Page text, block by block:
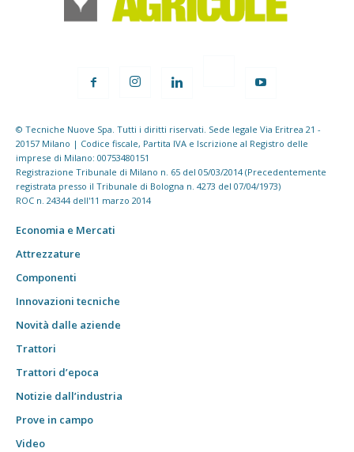
© Tecniche Nuove Spa. Tutti i diritti riservati. Sede legale Via Eritrea 21 -
20157 Milano | Codice fiscale, Partita IVA e Iscrizione al Registro delle
imprese di Milano: 00753480151
Registrazione Tribunale di Milano n. 65 del 05/03/2014 (Precedentemente
registrata presso il Tribunale di Bologna n. 4273 del 07/04/1973)
ROC n. 24344 dell'11 marzo 2014
Economia e Mercati
Attrezzature
Componenti
Innovazioni tecniche
Novità dalle aziende
Trattori
Trattori d’epoca
Notizie dall’industria
Prove in campo
Video